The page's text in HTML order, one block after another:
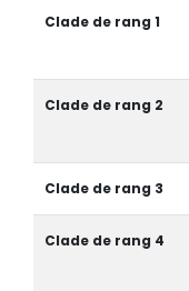
Clade de rang 1
Clade de rang 2
Clade de rang 3
Clade de rang 4